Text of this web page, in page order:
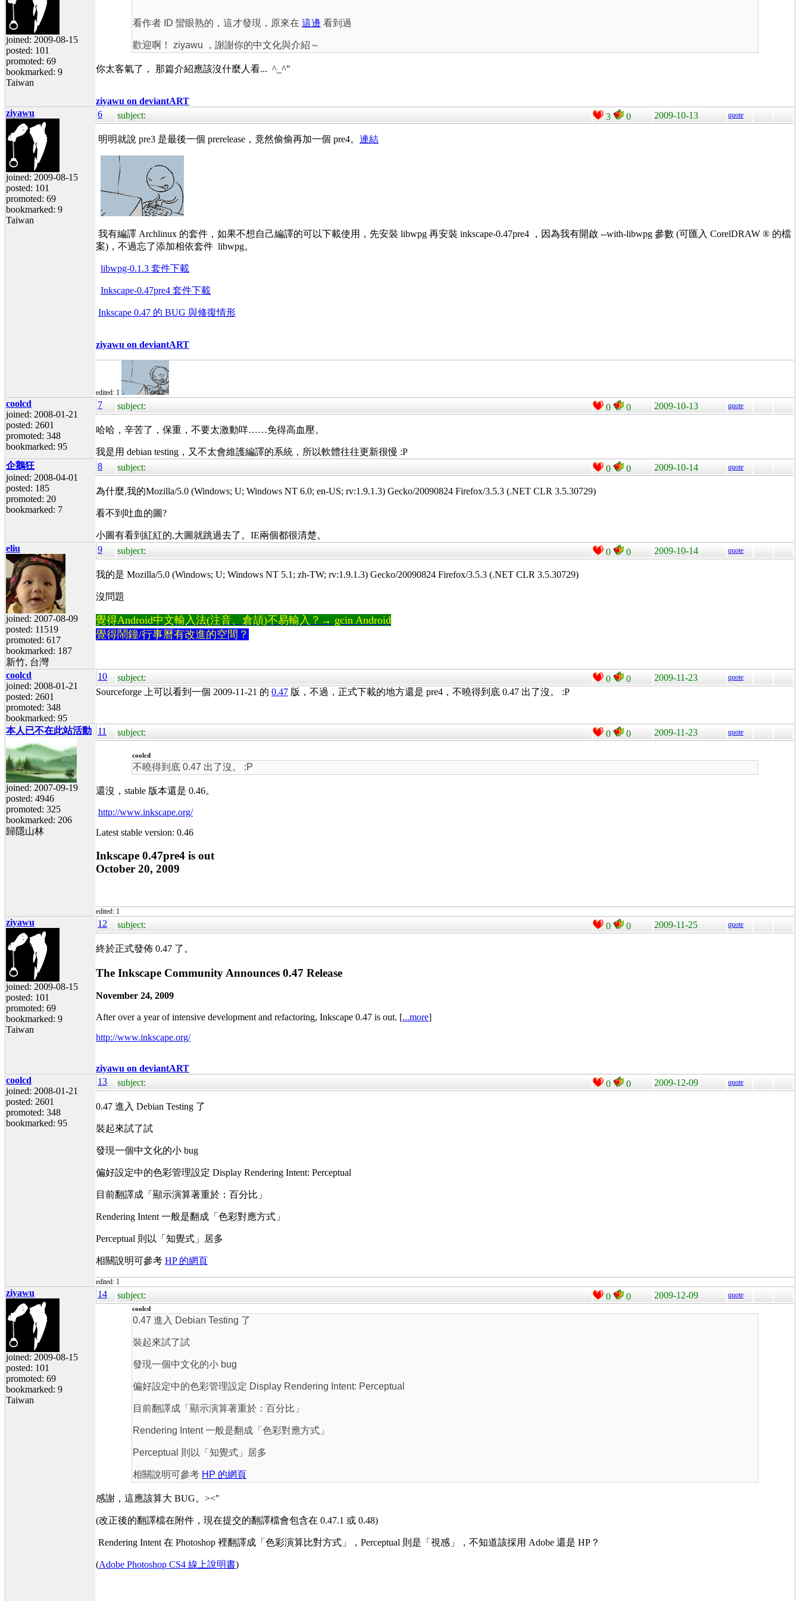
joined: 2009-08-15
posted: 101
promoted: 69
bookmarked: 9
Taiwan
看作者 ID 蠻眼熟的，這才發現，原來在 這邊 看到過
歡迎啊！ ziyawu ，謝謝你的中文化與介紹～
你太客氣了， 那篇介紹應該沒什麼人看... ^_^"
ziyawu on deviantART
ziyawu
joined: 2009-08-15
posted: 101
promoted: 69
bookmarked: 9
Taiwan
6 subject: 3 0 2009-10-13 quote
明明就說 pre3 是最後一個 prerelease，竟然偷偷再加一個 pre4。 連結
我有編譯 Archlinux 的套件，如果不想自己編譯的可以下載使用，先安裝 libwpg 再安裝 inkscape-0.47pre4 ，因為我有開啟 --with-libwpg 參數 (可匯入 CorelDRAW ® 的檔
案)，不過忘了添加相依套件 libwpg。
libwpg-0.1.3 套件下載
Inkscape-0.47pre4 套件下載
Inkscape 0.47 的 BUG 與修復情形
ziyawu on deviantART
edited: 1
coolcd
joined: 2008-01-21
posted: 2601
promoted: 348
bookmarked: 95
7 subject: 0 0 2009-10-13 quote
哈哈，辛苦了，保重，不要太激動咩……免得高血壓。
我是用 debian testing，又不太會維護編譯的系統，所以軟體往往更新很慢 :P
企鵝狂
joined: 2008-04-01
posted: 185
promoted: 20
bookmarked: 7
8 subject: 0 0 2009-10-14 quote
為什麼,我的Mozilla/5.0 (Windows; U; Windows NT 6.0; en-US; rv:1.9.1.3) Gecko/20090824 Firefox/3.5.3 (.NET CLR 3.5.30729)
看不到吐血的圖?
小圖有看到紅紅的,大圖就跳過去了。IE兩個都很清楚。
eliu
joined: 2007-08-09
posted: 11519
promoted: 617
bookmarked: 187
新竹, 台灣
9 subject: 0 0 2009-10-14 quote
我的是 Mozilla/5.0 (Windows; U; Windows NT 5.1; zh-TW; rv:1.9.1.3) Gecko/20090824 Firefox/3.5.3 (.NET CLR 3.5.30729)
沒問題
覺得Android中文輸入法(注音、倉頡)不易輸入？→ gcin Android
覺得鬧鐘/行事曆有改進的空間？
coolcd
joined: 2008-01-21
posted: 2601
promoted: 348
bookmarked: 95
10 subject: 0 0 2009-11-23 quote
Sourceforge 上可以看到一個 2009-11-21 的 0.47 版，不過，正式下載的地方還是 pre4，不曉得到底 0.47 出了沒。 :P
本人已不在此站活動
joined: 2007-09-19
posted: 4946
promoted: 325
bookmarked: 206
歸隱山林
11 subject: 0 0 2009-11-23 quote
coolcd
不曉得到底 0.47 出了沒。 :P
還沒，stable 版本還是 0.46。
http://www.inkscape.org/
Latest stable version: 0.46
Inkscape 0.47pre4 is out
October 20, 2009
edited: 1
ziyawu
joined: 2009-08-15
posted: 101
promoted: 69
bookmarked: 9
Taiwan
12 subject: 0 0 2009-11-25 quote
終於正式發佈 0.47 了。
The Inkscape Community Announces 0.47 Release
November 24, 2009
After over a year of intensive development and refactoring, Inkscape 0.47 is out. [...more]
http://www.inkscape.org/
ziyawu on deviantART
coolcd
joined: 2008-01-21
posted: 2601
promoted: 348
bookmarked: 95
13 subject: 0 0 2009-12-09 quote
0.47 進入 Debian Testing 了
裝起來試了試
發現一個中文化的小 bug
偏好設定中的色彩管理設定 Display Rendering Intent: Perceptual
目前翻譯成「顯示演算著重於：百分比」
Rendering Intent 一般是翻成「色彩對應方式」
Perceptual 則以「知覺式」居多
相關說明可參考 HP 的網頁
edited: 1
ziyawu
joined: 2009-08-15
posted: 101
promoted: 69
bookmarked: 9
Taiwan
14 subject: 0 0 2009-12-09 quote
coolcd
0.47 進入 Debian Testing 了
裝起來試了試
發現一個中文化的小 bug
偏好設定中的色彩管理設定 Display Rendering Intent: Perceptual
目前翻譯成「顯示演算著重於：百分比」
Rendering Intent 一般是翻成「色彩對應方式」
Perceptual 則以「知覺式」居多
相關說明可參考 HP 的網頁
感謝，這應該算大 BUG。><"
(改正後的翻譯檔在附件，現在提交的翻譯檔會包含在 0.47.1 或 0.48)
Rendering Intent 在 Photoshop 裡翻譯成「色彩演算比對方式」，Perceptual 則是「視感」，不知道該採用 Adobe 還是 HP？
(Adobe Photoshop CS4 線上說明書)